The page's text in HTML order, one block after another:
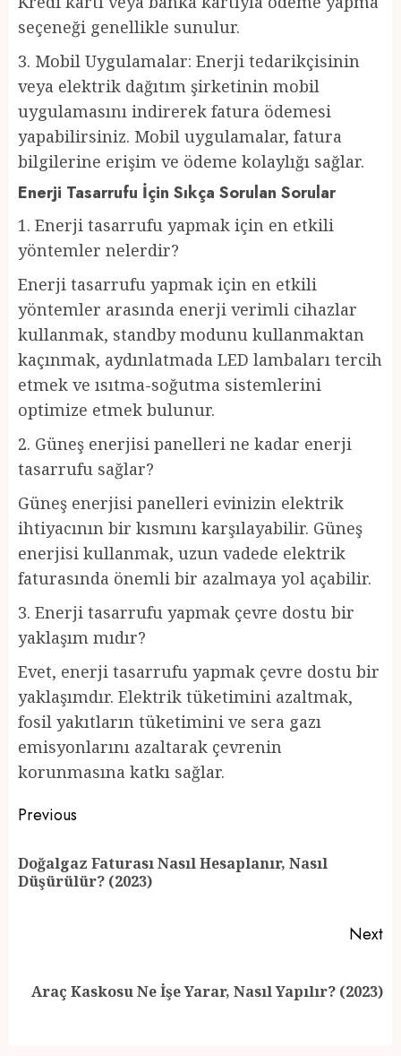
seçeneği genellikle sunulur.
3. Mobil Uygulamalar: Enerji tedarikçisinin
veya elektrik dağıtım şirketinin mobil
uygulamasını indirerek fatura ödemesi
yapabilirsiniz. Mobil uygulamalar, fatura
bilgilerine erişim ve ödeme kolaylığı sağlar.
Enerji Tasarrufu İçin Sıkça Sorulan Sorular
1. Enerji tasarrufu yapmak için en etkili
yöntemler nelerdir?
Enerji tasarrufu yapmak için en etkili
yöntemler arasında enerji verimli cihazlar
kullanmak, standby modunu kullanmaktan
kaçınmak, aydınlatmada LED lambaları tercih
etmek ve ısıtma-soğutma sistemlerini
optimize etmek bulunur.
2. Güneş enerjisi panelleri ne kadar enerji
tasarrufu sağlar?
Güneş enerjisi panelleri evinizin elektrik
ihtiyacının bir kısmını karşılayabilir. Güneş
enerjisi kullanmak, uzun vadede elektrik
faturasında önemli bir azalmaya yol açabilir.
3. Enerji tasarrufu yapmak çevre dostu bir
yaklaşım mıdır?
Evet, enerji tasarrufu yapmak çevre dostu bir
yaklaşımdır. Elektrik tüketimini azaltmak,
fosil yakıtların tüketimini ve sera gazı
emisyonlarını azaltarak çevrenin
korunmasına katkı sağlar.
Post
navigation
Previous
Doğalgaz Faturası Nasıl Hesaplanır, Nasıl
Düşürülür? (2023)
Next
Next
Araç Kaskosu Ne İşe Yarar, Nasıl Yapılır? (2023)